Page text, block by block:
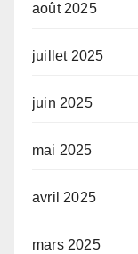
août 2025
juillet 2025
juin 2025
mai 2025
avril 2025
mars 2025